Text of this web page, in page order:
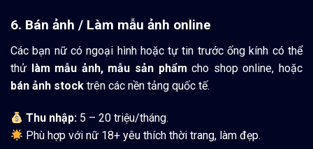
6. Bán ảnh / Làm mẫu ảnh online
Các bạn nữ có ngoại hình hoặc tự tin trước ống kính có thể
thử
làm mẫu ảnh, mẫu sản phẩm cho shop online, hoặc
bán ảnh stock trên các nền tảng quốc tế.
Thu nhập: 5 – 20 triệu/tháng.
Phù hợp với nữ 18+ yêu thích thời trang, làm đẹp.